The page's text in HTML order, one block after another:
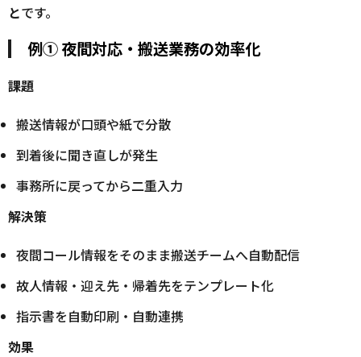
とです。
例① 夜間対応・搬送業務の効率化
課題
搬送情報が口頭や紙で分散
到着後に聞き直しが発生
事務所に戻ってから二重入力
解決策
夜間コール情報をそのまま搬送チームへ自動配信
故人情報・迎え先・帰着先をテンプレート化
指示書を自動印刷・自動連携
効果